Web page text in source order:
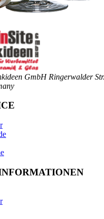
GmbH Ringerwalder